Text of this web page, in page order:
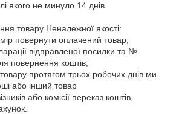
якого не минуло 14 днів.
товару Неналежної якості:
повернути оплачений товар;
відправленої посилки та №
повернення коштів;
протягом трьох робочих днів ми
або інший товар
або комісії переказ коштів,